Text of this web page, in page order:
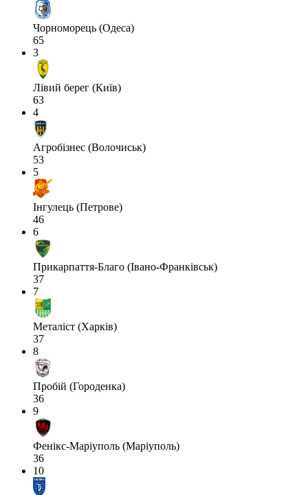
Чорноморець (Одеса)
65
3
Лівий берег (Київ)
63
4
Агробізнес (Волочиськ)
53
5
Інгулець (Петрове)
46
6
Прикарпаття-Благо (Івано-Франківськ)
37
7
Металіст (Харків)
37
8
Пробій (Городенка)
36
9
Фенікс-Маріуполь (Маріуполь)
36
10